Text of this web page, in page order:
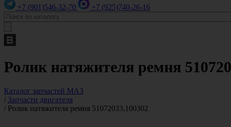
+7 (901)546-32-70 +7 (925)740-26-16
Ролик натяжителя ремня
Каталог запчастей МАЗ
/ Запчасти двигателя
/ Ролик натяжителя ремня 51072033,100302